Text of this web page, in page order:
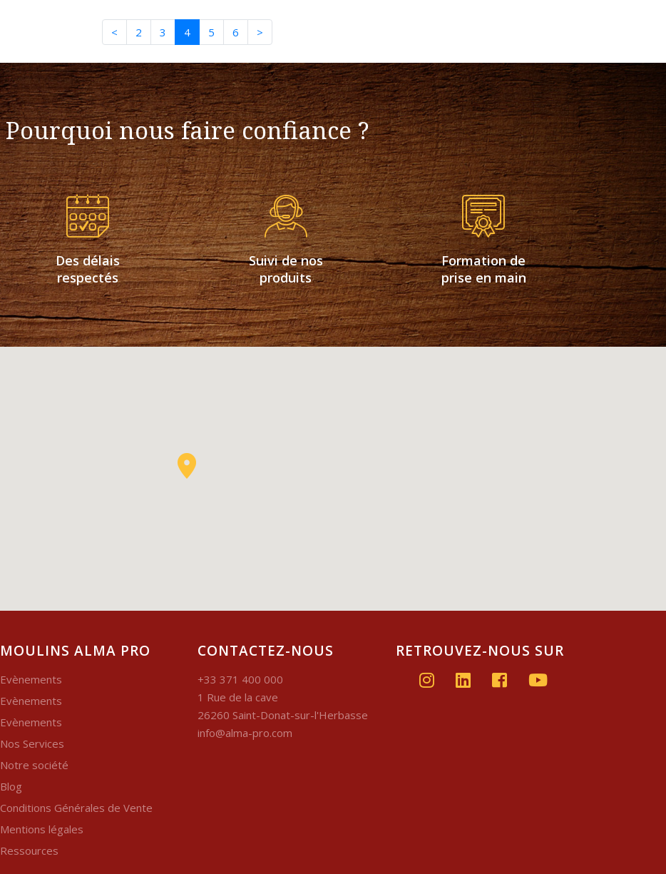
< 2 3 4 5 6 >
Pourquoi nous faire confiance ?
Des délais
respectés
Suivi de nos
produits
Formation de
prise en main
MOULINS ALMA PRO
Evènements
Evènements
Evènements
Nos Services
Notre société
Blog
Conditions Générales de Vente
Mentions légales
Ressources
CONTACTEZ-NOUS
+33 371 400 000
1 Rue de la cave
26260 Saint-Donat-sur-l'Herbasse
info@alma-pro.com
RETROUVEZ-NOUS SUR